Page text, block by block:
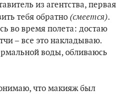
из агентства, первая
тебя обратно (смеется).
во время полета: достаю
– все это накладываю.
воды, обливаюсь
что макияж был